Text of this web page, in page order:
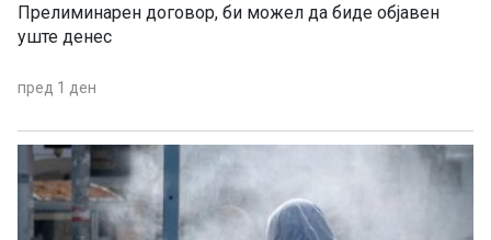
Прелиминарен договор, би можел да биде објавен
уште денес
пред 1 ден